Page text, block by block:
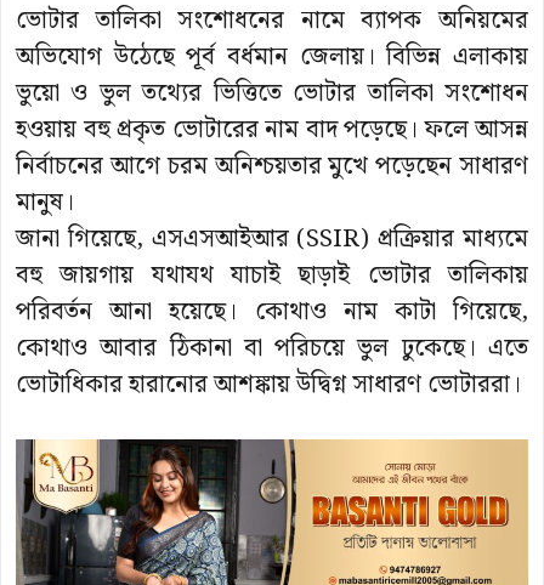
ভোটার তালিকা সংশোধনের নামে ব্যাপক অনিয়মের
অভিযোগ উঠেছে পূর্ব বর্ধমান জেলায়। বিভিন্ন এলাকায়
ভুয়ো ও ভুল তথ্যের ভিত্তিতে ভোটার তালিকা সংশোধন
হওয়ায় বহু প্রকৃত ভোটারের নাম বাদ পড়েছে। ফলে আসন্ন
নির্বাচনের আগে চরম অনিশ্চয়তার মুখে পড়েছেন সাধারণ
মানুষ।
জানা গিয়েছে, এসএসআইআর (SSIR) প্রক্রিয়ার মাধ্যমে
বহু জায়গায় যথাযথ যাচাই ছাড়াই ভোটার তালিকায়
পরিবর্তন আনা হয়েছে। কোথাও নাম কাটা গিয়েছে,
কোথাও আবার ঠিকানা বা পরিচয়ে ভুল ঢুকেছে। এতে
ভোটাধিকার হারানোর আশঙ্কায় উদ্বিগ্ন সাধারণ ভোটাররা।